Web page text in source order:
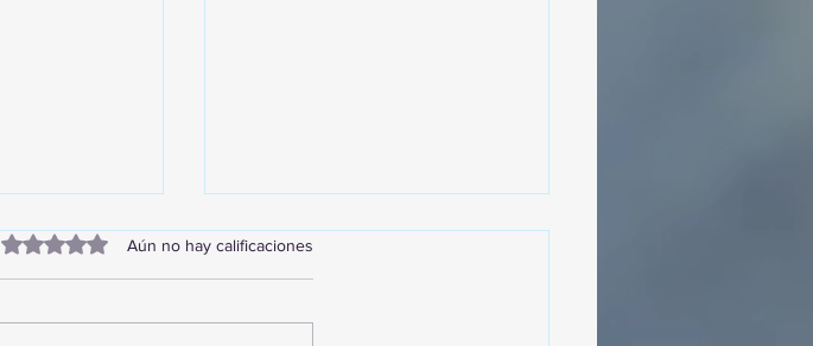
Obtuvo 0 de 5 estrellas.
Aún no hay calificaciones